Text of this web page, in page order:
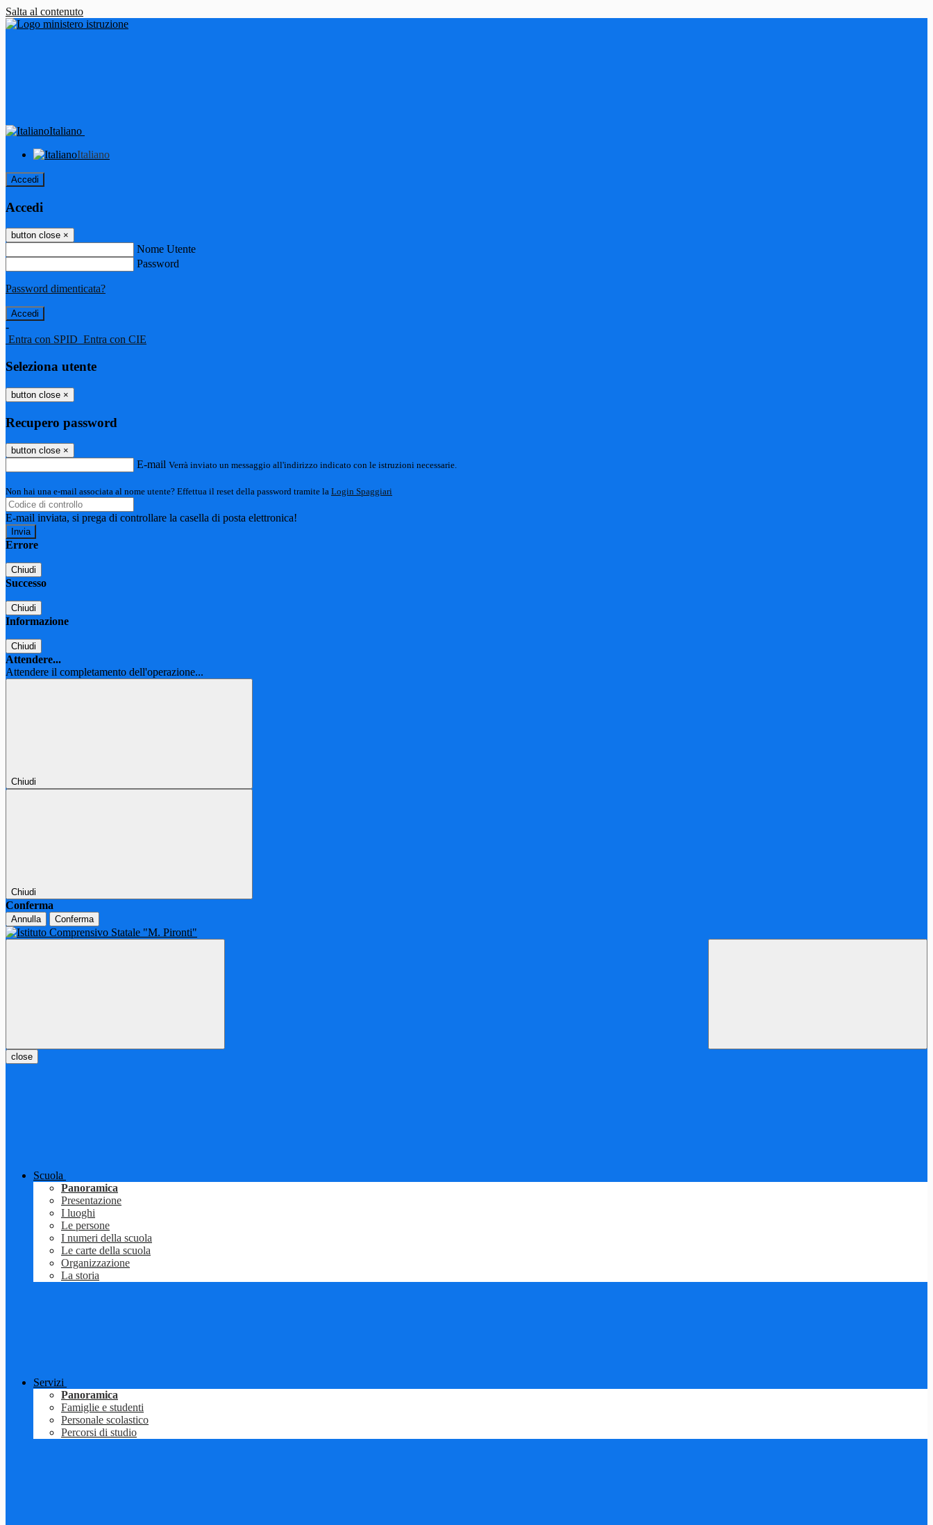
Salta al contenuto
Italiano
Italiano
Accedi
Accedi
button close ×
Nome Utente
Password
Password dimenticata?
-
Entra con SPID Entra con CIE
Seleziona utente
button close ×
Recupero password
button close ×
E-mail Verrà inviato un messaggio all'indirizzo indicato con le istruzioni necessarie.
Non hai una e-mail associata al nome utente? Effettua il reset della password tramite la Login Spaggiari
E-mail inviata, si prega di controllare la casella di posta elettronica!
Errore
Chiudi
Successo
Chiudi
Informazione
Chiudi
Attendere...
Attendere il completamento dell'operazione...
Chiudi
Chiudi
Conferma
Annulla Conferma
close
Scuola
Panoramica
Presentazione
I luoghi
Le persone
I numeri della scuola
Le carte della scuola
Organizzazione
La storia
Servizi
Panoramica
Famiglie e studenti
Personale scolastico
Percorsi di studio